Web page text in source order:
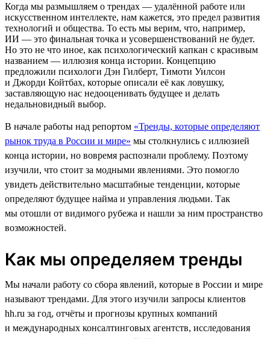
Когда мы размышляем о трендах — удалённой работе или
искусственном интеллекте, нам кажется, это предел развития
технологий и общества. То есть мы верим, что, например,
ИИ — это финальная точка и усовершенствований не будет.
Но это не что иное, как психологический капкан с красивым
названием — иллюзия конца истории. Концепцию
предложили психологи Дэн Гилберт, Тимоти Уилсон
и Джорди Койтбах, которые описали её как ловушку,
заставляющую нас недооценивать будущее и делать
недальновидный выбор.
В начале работы над репортом «Тренды, которые определяют
рынок труда в России и мире» мы столкнулись с иллюзией
конца истории, но вовремя распознали проблему. Поэтому
изучили, что стоит за модными явлениями. Это помогло
увидеть действительно масштабные тенденции, которые
определяют будущее найма и управления людьми. Так
мы отошли от видимого рубежа и нашли за ним пространство
возможностей.
Как мы определяем тренды
Мы начали работу со сбора явлений, которые в России и мире
называют трендами. Для этого изучили запросы клиентов
hh.ru за год, отчёты и прогнозы крупных компаний
и международных консалтинговых агентств, исследования